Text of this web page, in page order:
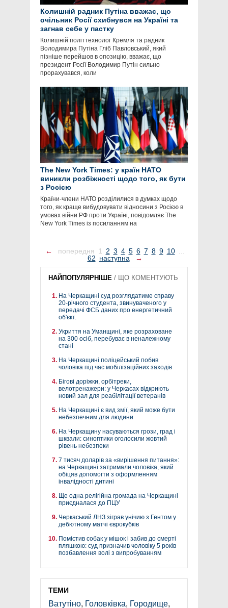
Колишній радник Путіна вважає, що
очільник Росії схибнувся на Україні та
загнав себе у пастку
Колишній політтехнолог Кремля та радник
Володимира Путіна Гліб Павловський, який
пізніше перейшов в опозицію, вважає, що
президент Росії Володимир Путін сильно
прорахувався, коли
The New York Times: у країн НАТО
виникли розбіжності щодо того, як бути
з Росією
Країни-члени НАТО розділилися в думках щодо
того, як краще вибудовувати відносини з Росією в
умовах війни РФ проти Україні, повідомляє The
New York Times із посиланням на
← попередня 1 2 3 4 5 6 7 8 9 10 ...
62 наступна →
НАЙПОПУЛЯРНІШЕ / ЩО КОМЕНТУЮТЬ
На Черкащині суд розглядатиме справу
20-річного студента, звинуваченого у
передачі ФСБ даних про енергетичний
об'єкт.
Укриття на Уманщині, яке розраховане
на 300 осіб, перебуває в неналежному
стані
На Черкащині поліцейський побив
чоловіка під час мобілізаційних заходів
Бігові доріжки, орбітреки,
велотренажери: у Черкасах відкриють
новий зал для реабілітації ветеранів
На Черкащині є вид змії, який може бути
небезпечним для людини
На Черкащину насуваються грози, град і
шквали: синоптики оголосили жовтий
рівень небезпеки
7 тисяч доларів за «вирішення питання»:
на Черкащині затримали чоловіка, який
обіцяв допомогти з оформленням
інвалідності дитині
Ще одна релігійна громада на Черкащині
приєдналася до ПЦУ
Черкаський ЛНЗ зіграв унічию з Гентом у
дебютному матчі єврокубків
Помістив собак у мішок і забив до смерті
пляшкою: суд призначив чоловіку 5 років
позбавлення волі з випробуванням
ТЕМИ
Ватутіно, Головківка, Городище,